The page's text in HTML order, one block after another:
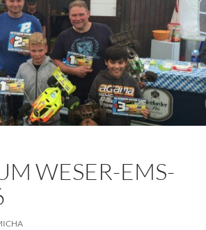
WESER-EMS-